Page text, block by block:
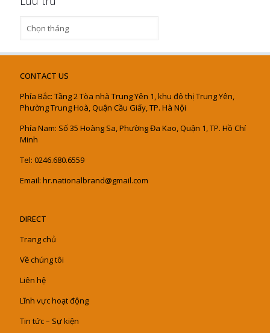
trữ
CONTACT US
Phía Bắc: Tầng 2 Tòa nhà Trung Yên 1, khu đô thị Trung Yên,
Phường Trung Hoà, Quận Cầu Giấy, TP. Hà Nội
Phía Nam: Số 35 Hoàng Sa, Phường Đa Kao, Quận 1, TP. Hồ Chí
Minh
Tel: 0246.680.6559
Email: hr.nationalbrand@gmail.com
DIRECT
Trang chủ
Về chúng tôi
Liên hệ
Lĩnh vực hoạt động
Tin tức – Sự kiện